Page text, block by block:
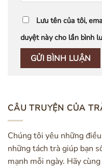
Lưu tên của tôi,
duyệt này cho lần bình
CÂU TRUYỆN CỦA
Chúng tôi yêu những
những tách trà giúp bạn
mạnh mỗi ngày. Hãy